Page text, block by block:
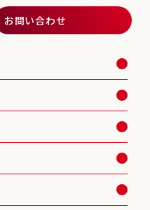
お問い合わせ